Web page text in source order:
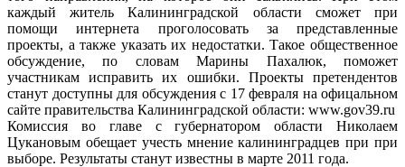
каждый житель Калининградской области сможет при
помощи интернета проголосовать за представленные
проекты, а также указать их недостатки. Такое общественное
обсуждение, по словам Марины Пахалюк, поможет
участникам исправить их ошибки. Проекты претендентов
станут доступны для обсуждения с 17 февраля на офицальном
сайте правительства Калининградской области: www.gov39.ru
Комиссия во главе с губернатором области Николаем
Цукановым обещает учесть мнение калининградцев при при
выборе. Результаты станут известны в марте 2011 года.